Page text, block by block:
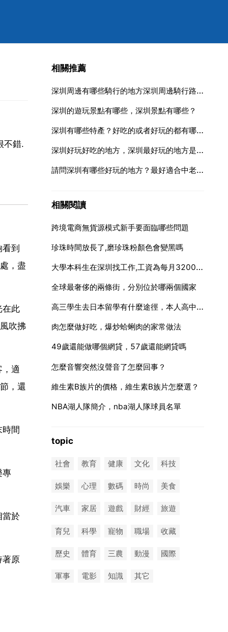
不錯.
看到
，盡
在此
吹拂
，適
，還
時間
專
當於
著原
相關推薦
深圳周邊有哪些騎行的地方深圳周邊騎行路線攻略
深圳的遊玩景點有哪些，深圳景點有哪些？
深圳有哪些特產？好吃的或者好玩的都有哪些！
深圳好玩好吃的地方，深圳最好玩的地方是什麼地方？
請問深圳有哪些好玩的地方？最好適合中老年人的，我父母想10月
相關閱讀
跨境電商無貨源模式新手要面臨哪些問題
珍珠時間放長了,磨珍珠粉顏色會變黑嗎
大學本科生在深圳找工作,工資為每月3200，算低工資麼
全球最奢侈的兩條街，分別位於哪兩個國家
高三學生去日本留學有什麼途徑，本人高中生 想在高考後去日本留學 要有哪些條件
肉怎麼做好吃，爆炒蛤蜊肉的家常做法
49歲還能做哪個網貸，57歲還能網貸嗎
怎麼音響突然沒聲音了怎麼回事？
維生素B族片的價格，維生素B族片怎麼選？
NBA湖人隊簡介，nba湖人隊球員名單
topic
社會 教育 健康 文化 科技
娛樂 心理 數碼 時尚 美食
汽車 家居 遊戲 財經 旅遊
育兒 科學 寵物 職場 收藏
歷史 體育 三農 動漫 國際
軍事 電影 知識 其它